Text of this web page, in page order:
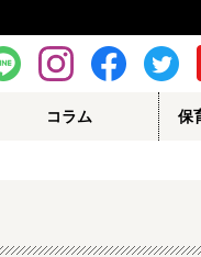
コラム 保